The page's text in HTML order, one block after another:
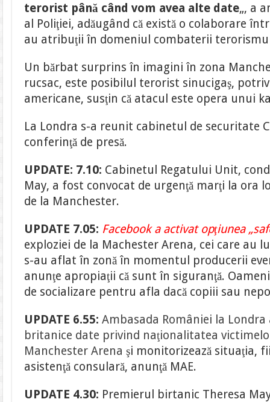
terorist până când vom avea alte date„, a
al Poliţiei, adăugând că există o colaborare
au atribuţii în domeniul combaterii
Un bărbat surprins în imagini în zona
rucsac, este posibilul terorist sinucigaş,
americane, susţin că atacul este opera unui
La Londra s-a reunit cabinetul de securitate
conferinţă de presă.
UPDATE: 7.10: Cabinetul Regatului Unit,
May, a fost convocat de urgenţă marţi la ora
de la Manchester.
UPDATE 7.05: Facebook a activat opţiunea
exploziei de la Machester Arena, cei care au
s-au aflat în zonă în momentul producerii
anunţe apropiaţii că sunt în siguranţă.
de socializare pentru afla dacă copiii sau
UPDATE 6.55:Ambasada României la
britanice date privind naţionalitatea
Manchester Arena şi monitorizează situaţia,
asistenţă consulară, anunţă MAE.
UPDATE 4.30: Premierul birtanic Theresa